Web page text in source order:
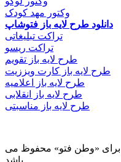
وکتور مهد کودک
دانلود طرح لایه باز فتوشاپ
تراکت تبلیغاتی
تراکت ریسو
طرح لایه باز تقویم
طرح لایه باز کارت ویززیت
طرح لایه باز اعلامیه
طرح لایه باز انقلابی
طرح لایه باز مناسبتی
برای «وطن فتو» محفوظ می